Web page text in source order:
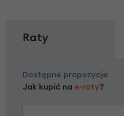
Raty
Dostępne propozycje
Jak kupić na e-raty?